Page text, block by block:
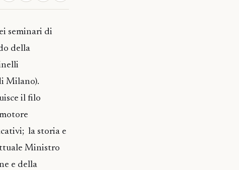
seminari di
della
Milano).
il filo
la storia e
Ministro
e della